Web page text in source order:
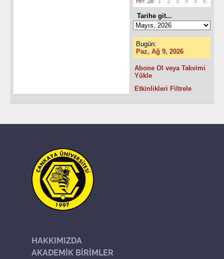
Tarihe git...
Bugün:
Paz, Ağ 9, 2026
Abone Ol veya Takvimi
Yükle
Etkinlikleri Filtrele
HAKKIMIZDA
AKADEMİK BİRİMLER